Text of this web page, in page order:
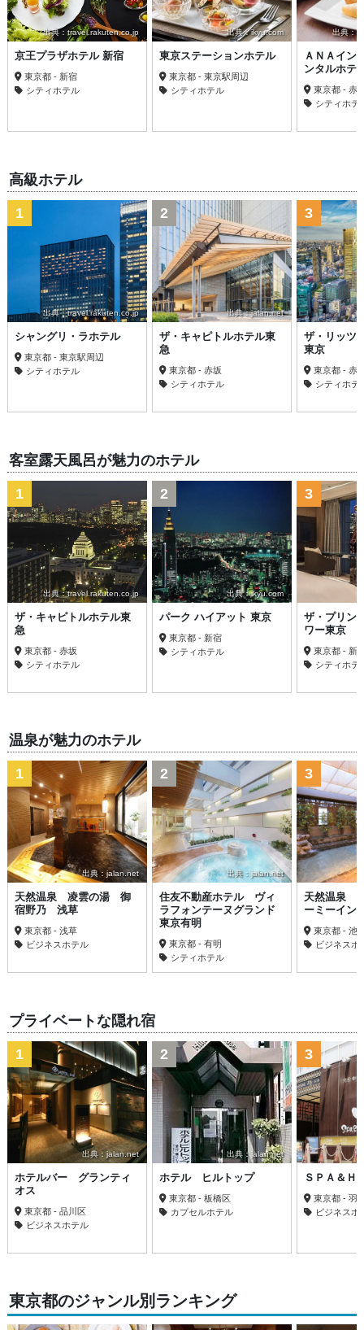
出典：travel.rakuten.co.jp
京王プラザホテル 新宿
東京都 - 新宿
シティホテル
出典：ikyu.com
東京ステーションホテル
東京都 - 東京駅周辺
シティホテル
出典：
ＡＮＡイン
ンタルホテ
東京都 - 赤
シティホテ
高級ホテル
出典：travel.rakuten.co.jp
1
シャングリ・ラホテル
東京都 - 東京駅周辺
シティホテル
出典：jalan.net
2
ザ・キャピトルホテル東
急
東京都 - 赤坂
シティホテル
3
ザ・リッツ
東京
東京都 - 赤
シティホテ
客室露天風呂が魅力のホテル
出典：travel.rakuten.co.jp
1
ザ・キャピトルホテル東
急
東京都 - 赤坂
シティホテル
出典：ikyu.com
2
パーク ハイアット 東京
東京都 - 新宿
シティホテル
3
ザ・プリン
ワー東京
東京都 - 新
シティホテ
温泉が魅力のホテル
出典：jalan.net
1
天然温泉 凌雲の湯 御
宿野乃 浅草
東京都 - 浅草
ビジネスホテル
出典：jalan.net
2
住友不動産ホテル ヴィ
ラフォンテーヌグランド
東京有明
東京都 - 有明
シティホテル
3
天然温泉
ーミーイン
東京都 - 池
ビジネスホ
プライベートな隠れ宿
出典：jalan.net
1
ホテルバー グランティ
オス
東京都 - 品川区
ビジネスホテル
出典：jalan.net
2
ホテル ヒルトップ
東京都 - 板橋区
カプセルホテル
3
ＳＰＡ＆
東京都 - 羽
ビジネスホ
東京都のジャンル別ランキング